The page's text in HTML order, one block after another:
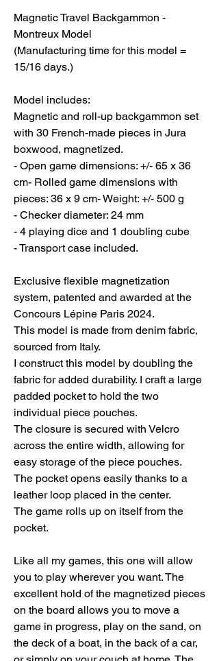
Magnetic Travel Backgammon -
Montreux Model
(Manufacturing time for this model =
15/16 days.)
Model includes:
Magnetic and roll-up backgammon set
with 30 French-made pieces in Jura
boxwood, magnetized.
- Open game dimensions: +/- 65 x 36
cm- Rolled game dimensions with
pieces: 36 x 9 cm- Weight: +/- 500 g
- Checker diameter: 24 mm
- 4 playing dice and 1 doubling cube
- Transport case included.
Exclusive flexible magnetization
system, patented and awarded at the
Concours Lépine Paris 2024.
This model is made from denim fabric,
sourced from Italy.
I construct this model by doubling the
fabric for added durability. I craft a large
padded pocket to hold the two
individual piece pouches.
The closure is secured with Velcro
across the entire width, allowing for
easy storage of the piece pouches.
The pocket opens easily thanks to a
leather loop placed in the center.
The game rolls up on itself from the
pocket.
Like all my games, this one will allow
you to play wherever you want. The
excellent hold of the magnetized pieces
on the board allows you to move a
game in progress, play on the sand, on
the deck of a boat, in the back of a car,